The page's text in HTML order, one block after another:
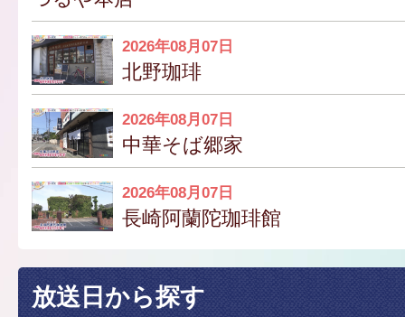
2026年08月07日
北野珈琲
2026年08月07日
中華そば郷家
2026年08月07日
長崎阿蘭陀珈琲館
放送日から探す